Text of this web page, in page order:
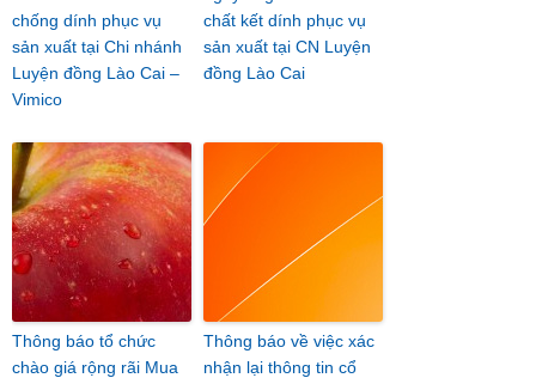
chống dính phục vụ
sản xuất tại Chi nhánh
Luyện đồng Lào Cai –
Vimico
chất kết dính phục vụ
sản xuất tại CN Luyện
đồng Lào Cai
Thông báo tổ chức
chào giá rộng rãi Mua
Thông báo về việc xác
nhận lại thông tin cổ